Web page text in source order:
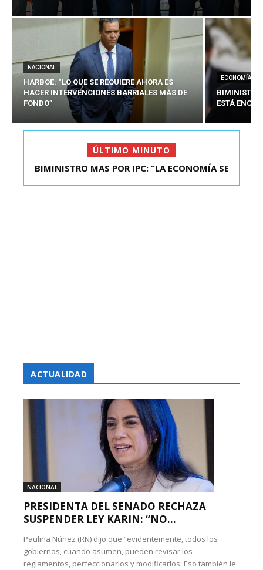
NACIONAL
HARBOE: “LO QUE SE REQUIERE AHORA ES
HACER INTERVENCIONES BARRIALES MÁS DE
FONDO”
ECONOMÍA
BIMINISTRO
ESTÁ
ÚLTIMO MINUTO
KAST SE REUNIÓ CON EL PRESIDENTE ELECTO DE
BIMINISTRO MAS POR IPC: “LA ECONOMÍA SE
ACTUALIDAD
NACIONAL
PRESIDENTA DEL SENADO RECHAZA
SUSPENDER LEY KARIN: “NO...
Paulina Núñez (RN) dijo que “evidentemente, todos los
gobiernos, cuando asumen, pueden revisar los
reglamentos, perfeccionarlos y modificarlos. Eso también le